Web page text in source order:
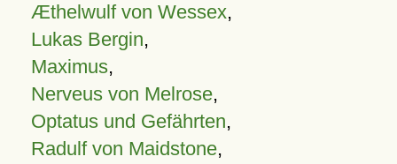
Æthelwulf von Wessex,
Lukas Bergin,
Maximus,
Nerveus von Melrose,
Optatus und Gefährten,
Radulf von Maidstone,